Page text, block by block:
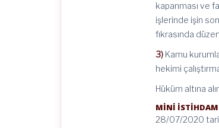
kapanması ve
işlerinde işin
fıkrasında
3) Kamu
hekimi
Hüküm altına
MİNİ İSTİHDAM
28/07/2020